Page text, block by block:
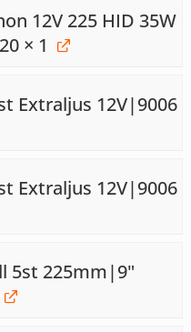
12V 225 HID 35W
× 1
Extraljus 12V|9006
Extraljus 12V|9006
5st 225mm|9"